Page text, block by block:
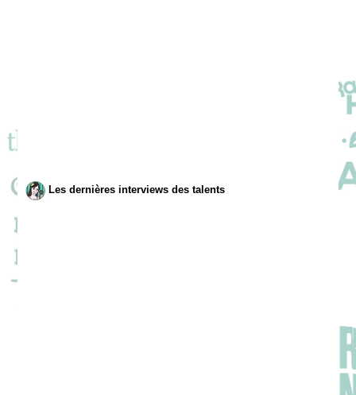
Les dernières interviews des talents